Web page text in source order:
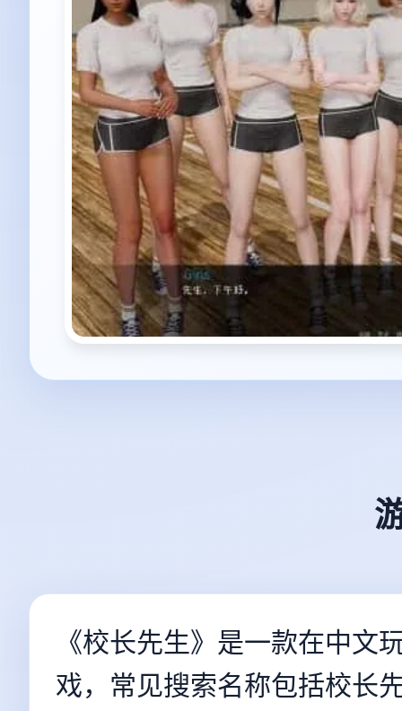
《校长先生》是一款在中文
戏，常见搜索名称包括校长